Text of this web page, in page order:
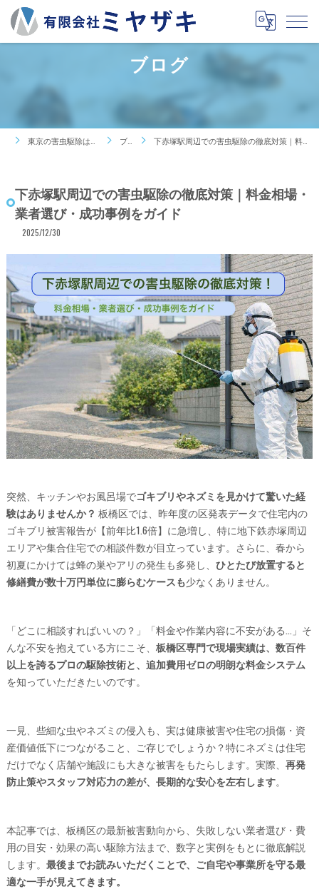
ブログ
東京の害虫駆除は有限会社ミヤザキ ブログ 下赤塚駅周辺での害虫駆除の徹底対策｜料金相場・業者選び・成功事例をガイド
下赤塚駅周辺での害虫駆除の徹底対策｜料金相場・
業者選び・成功事例をガイド
2025/12/30
突然、キッチンやお風呂場でゴキブリやネズミを見かけて驚いた経
験はありませんか？ 板橋区では、昨年度の区発表データで住宅内の
ゴキブリ被害報告が【前年比1.6倍】に急増し、特に地下鉄赤塚周辺
エリアや集合住宅での相談件数が目立っています。さらに、春から
初夏にかけては蜂の巣やアリの発生も多発し、 ひとたび放置すると
修繕費が数十万円単位に膨らむケースも少なくありません。
「どこに相談すればいいの？」「料金や作業内容に不安がある…」そ
んな不安を抱えている方にこそ、 板橋区専門で現場実績は、数百件
以上を誇るプロの駆除技術と、追加費用ゼロの明朗な料金システム
を知っていただきたいのです。
一見、些細な虫やネズミの侵入も、実は健康被害や住宅の損傷・資
産価値低下につながること、ご存じでしょうか？特にネズミは住宅
だけでなく店舗や施設にも大きな被害をもたらします。実際、 再発
防止策やスタッフ対応力の差が、長期的な安心を左右します。
本記事では、板橋区の最新被害動向から、失敗しない業者選び・費
用の目安・効果の高い駆除方法まで、数字と実例をもとに徹底解説
します。 最後までお読みいただくことで、ご自宅や事業所を守る最
適な一手が見えてきます。